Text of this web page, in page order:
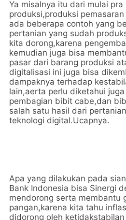
Ya misalnya itu dari mulai
produksi,produksi
ada beberapa contoh yang
pertanian yang sudah
kita dorong,karena
kemudian juga bisa
pasar dari barang produksi
digitalisasi ini juga bisa
dampaknya terhadap
lain,aerta perlu diketahui
pembagian bibit cabe,dan
salah satu hasil dari
teknologi digital.Ucapnya.
Apa yang dilakukan pada
Bank Indonesia bisa Sinergi
mendorong serta membantu
pangan,karena kita tahu
didorong oleh